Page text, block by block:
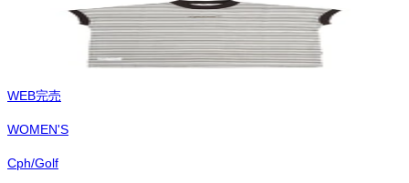
WEB完売
WOMEN'S
Cph/Golf